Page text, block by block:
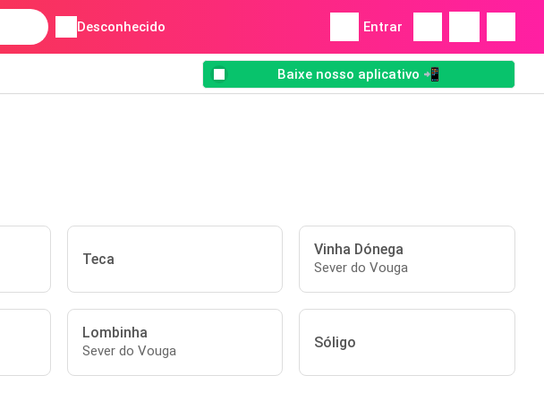
Desconhecido Entrar
Baixe nosso aplicativo 📲
Teca
Vinha Dónega
Sever do Vouga
Lombinha
Sever do Vouga Sóligo